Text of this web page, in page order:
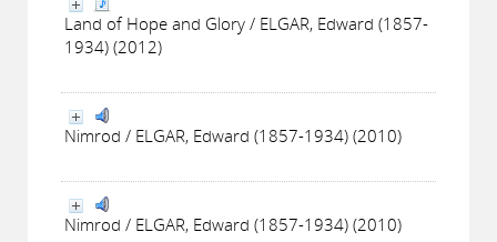
Land of Hope and Glory / ELGAR, Edward (1857-
1934) (2012)
Nimrod / ELGAR, Edward (1857-1934) (2010)
Nimrod / ELGAR, Edward (1857-1934) (2010)